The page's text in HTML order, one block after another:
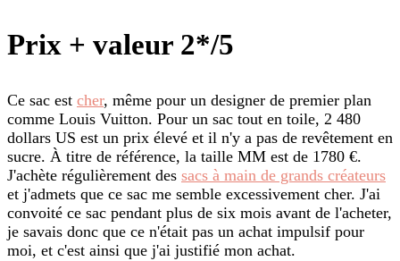
Prix + valeur 2*/5
Ce sac est cher, même pour un designer de premier plan
comme Louis Vuitton. Pour un sac tout en toile, 2 480
dollars US est un prix élevé et il n'y a pas de revêtement en
sucre. À titre de référence, la taille MM est de 1780 €.
J'achète régulièrement des sacs à main de grands créateurs
et j'admets que ce sac me semble excessivement cher. J'ai
convoité ce sac pendant plus de six mois avant de l'acheter,
je savais donc que ce n'était pas un achat impulsif pour
moi, et c'est ainsi que j'ai justifié mon achat.